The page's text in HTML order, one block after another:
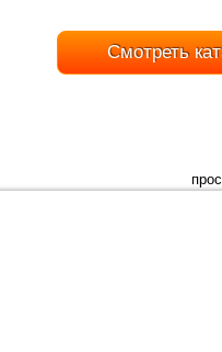
Смотреть